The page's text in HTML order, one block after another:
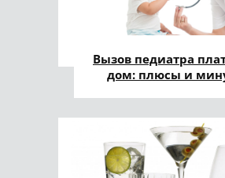
Вызов педиатра
дом: плюсы и